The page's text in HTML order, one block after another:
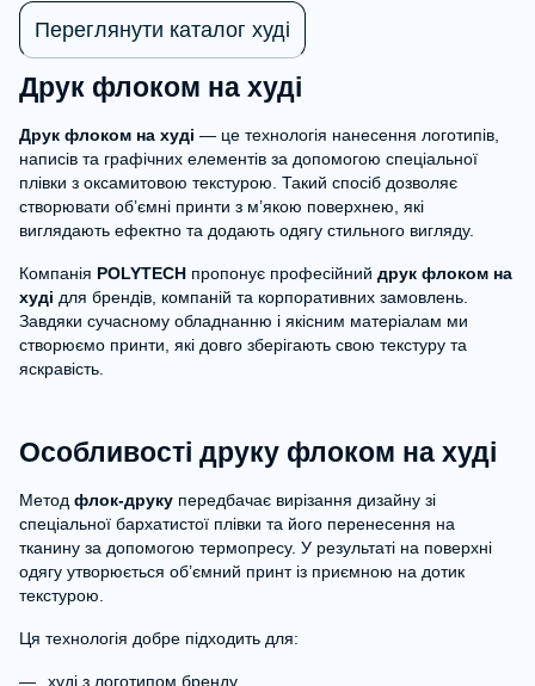
Переглянути каталог худі
Друк флоком на худі
Друк флоком на худі — це технологія нанесення логотипів,
написів та графічних елементів за допомогою спеціальної
плівки з оксамитовою текстурою. Такий спосіб дозволяє
створювати об’ємні принти з м’якою поверхнею, які
виглядають ефектно та додають одягу стильного вигляду.
Компанія POLYTECH пропонує професійний друк флоком на
худі для брендів, компаній та корпоративних замовлень.
Завдяки сучасному обладнанню і якісним матеріалам ми
створюємо принти, які довго зберігають свою текстуру та
яскравість.
Особливості друку флоком на худі
Метод флок-друку передбачає вирізання дизайну зі
спеціальної бархатистої плівки та його перенесення на
тканину за допомогою термопресу. У результаті на поверхні
одягу утворюється об’ємний принт із приємною на дотик
текстурою.
Ця технологія добре підходить для:
худі з логотипом бренду